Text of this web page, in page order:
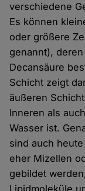
verschiedene
Es können
oder größere
genannt),
Decansäure
Schicht zeigt
äußeren
Inneren als
Wasser ist.
sind auch
eher Mizellen
gebildet